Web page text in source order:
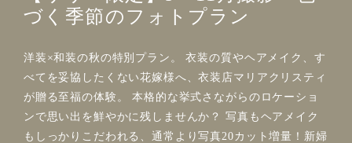
づく季節のフォトプラン
洋装×和装の秋の特別プラン。 衣装の質やヘアメイク、す
べてを妥協したくない花嫁様へ、衣装店マリアクリスティ
が贈る至福の体験。 本格的な挙式さながらのロケーショ
ンで思い出を鮮やかに残しませんか？ 写真もヘアメイク
もしっかりこだわれる、通常より写真20カット増量！新婦